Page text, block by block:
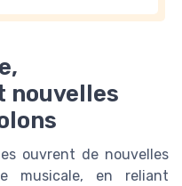
nouvelles
ouvrent de nouvelles
musicale, en reliant